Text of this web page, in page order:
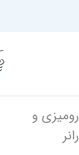
رومیزی و
رانر